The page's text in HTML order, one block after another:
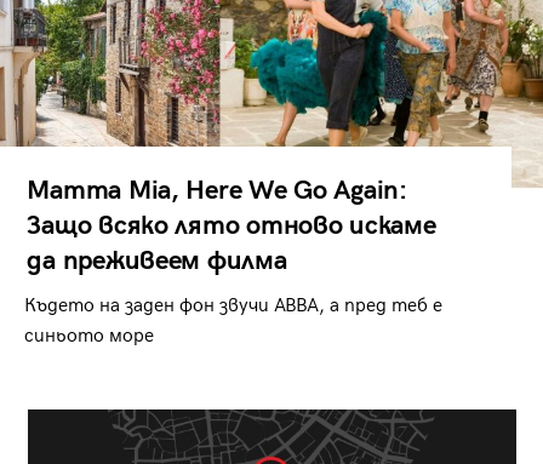
Mamma Mia, Here We Go Again:
Защо всяко лято отново искаме
да преживеем филма
Където на заден фон звучи ABBA, а пред теб е
синьото море